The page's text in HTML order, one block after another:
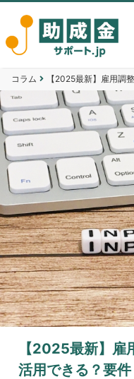
コラム
【2025最新】雇
活用できる？要